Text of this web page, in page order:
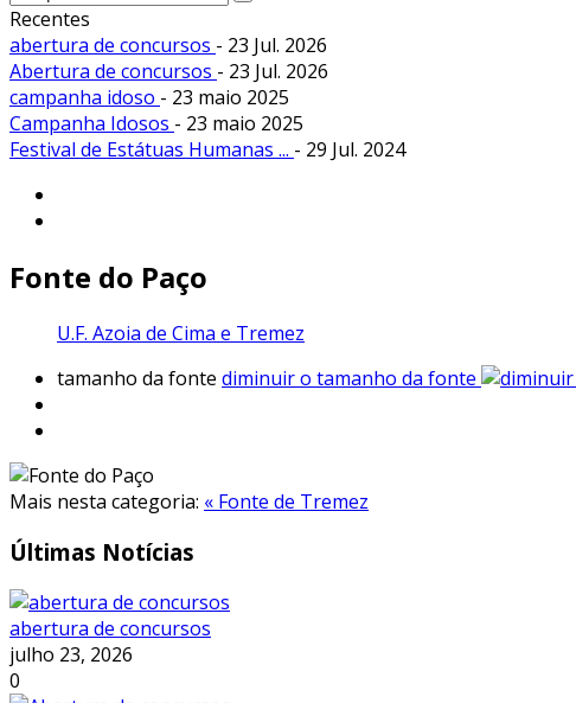
Recentes
abertura de concursos - 23 Jul. 2026
Abertura de concursos - 23 Jul. 2026
campanha idoso - 23 maio 2025
Campanha Idosos - 23 maio 2025
Festival de Estátuas Humanas ... - 29 Jul. 2024
Fonte do Paço
U.F. Azoia de Cima e Tremez
tamanho da fonte diminuir o tamanho da fonte
Mais nesta categoria: « Fonte de Tremez
Últimas Notícias
abertura de concursos
julho 23, 2026
0